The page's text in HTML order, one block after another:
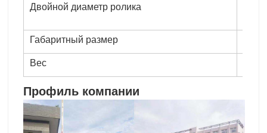
Двойной диаметр ролика
Габаритный размер
Вес
Профиль компании